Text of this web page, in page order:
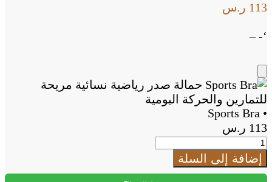
113 ر.س
‘- –
Add
to
Cart
• Sports Bra
113 ر.س
كمية
Sports
إضافة إلى السلة